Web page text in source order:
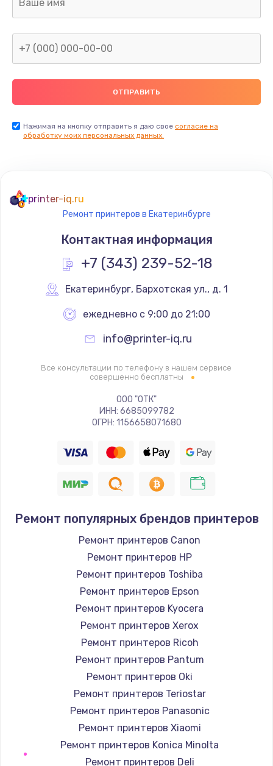
Ремонт капиллярной трубки
400 руб.
Заказать
Замена термостата
1200 руб.
Заказать
Замена реле
700 руб.
Заказать
Замена ТЭНа
Заказать
Замена шнура
Заказать
Замена / ремонт электронного модуля
управления
600 руб.
Заказать
Замена конфорки
Заказать
Замена платы сенсора
Заказать
Нажимая на кнопку отправить я даю свое согласие на
обработку моих персональных данных.
printer-iq.ru
Ремонт принтеров в Екатеринбурге
Контактная информация
+7 (343) 239-52-18
Екатеринбург, Бархотская ул., д. 1
ежедневно с 9:00 до 21:00
info@printer-iq.ru
Все консультации по телефону в нашем сервисе
совершенно бесплатны
ООО "ОТК"
ИНН: 6685099782
ОГРН: 1156658071680
Ремонт популярных брендов принтеров
Ремонт принтеров Canon
Ремонт принтеров HP
Ремонт принтеров Toshiba
Ремонт принтеров Epson
Ремонт принтеров Kyocera
Ремонт принтеров Xerox
Ремонт принтеров Ricoh
Ремонт принтеров Pantum
Ремонт принтеров Oki
Ремонт принтеров Teriostar
Ремонт принтеров Panasonic
Ремонт принтеров Xiaomi
Ремонт принтеров Konica Minolta
Ремонт принтеров Deli